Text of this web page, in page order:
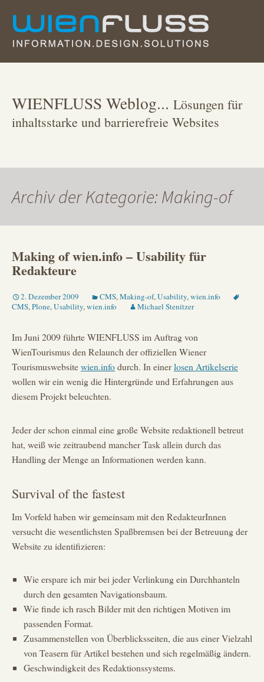
Inhalt
springen
WIENFLUSS Weblog... Lösungen für
inhaltsstarke und barrierefreie Websites
Archiv der Kategorie: Making-of
Making of wien.info – Usability für
Redakteure
2. Dezember 2009 CMS,Making-of,Usability,wien.info
CMS,Plone,Usability,wien.info Michael Stenitzer
Im Juni 2009 führte WIENFLUSS im Auftrag von
WienTourismus den Relaunch der offiziellen Wiener
Tourismuswebsitewien.infodurch. In einerlosen Artikelserie
wollen wir ein wenig die Hintergründe und Erfahrungen aus
diesem Projekt beleuchten.
Jeder der schon einmal eine große Website redaktionell betreut
hat, weiß wie zeitraubend mancher Task allein durch das
Handling der Menge an Informationen werden kann.
Survival of the fastest
Im Vorfeld haben wir gemeinsam mit den RedakteurInnen
versucht die wesentlichsten Spaßbremsen bei der Betreuung der
Website zu identifizieren:
Wie erspare ich mir bei jeder Verlinkung ein Durchhanteln
durch den gesamten Navigationsbaum.
Wie finde ich rasch Bilder mit den richtigen Motiven im
passenden Format.
Zusammenstellen von Überblicksseiten, die aus einer Vielzahl
von Teasern für Artikel bestehen und sich regelmäßig ändern.
Geschwindigkeit des Redaktionssystems.